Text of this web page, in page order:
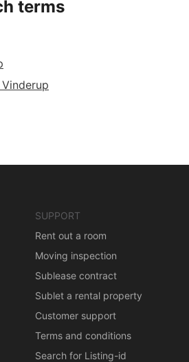
terms
SUPPORT
Rent out a room
Moving inspection
Sublease contract
Sublet a rental property
Customer support
Terms and conditions
Search for Listing-id